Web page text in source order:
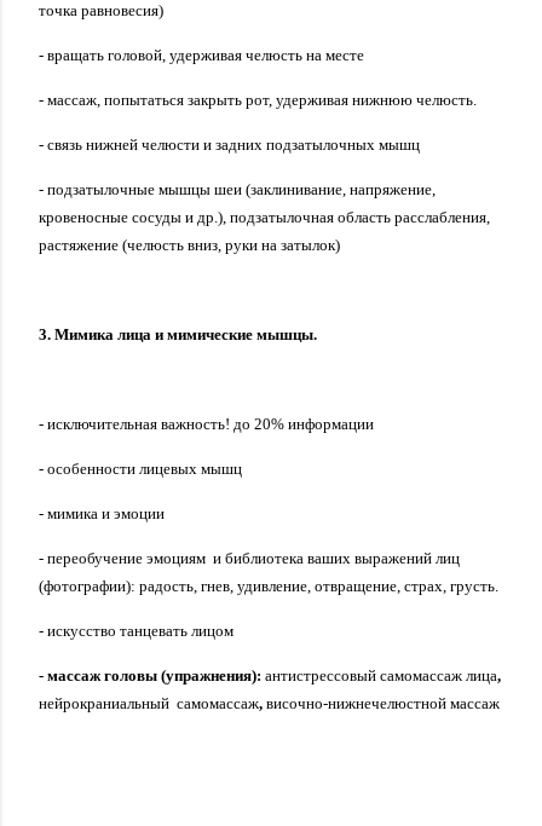
точка равновесия)
- вращать головой, удерживая челюсть на месте
- массаж, попытаться закрыть рот, удерживая нижнюю челюсть.
- связь нижней челюсти и задних подзатылочных мышц
- подзатылочные мышцы шеи (заклинивание, напряжение,
кровеносные сосуды и др.), подзатылочная область расслабления,
растяжение (челюсть вниз, руки на затылок)
3. Мимика лица и мимические мышцы.
- исключительная важность! до 20% информации
- особенности лицевых мышц
- мимика и эмоции
- переобучение эмоциям и библиотека ваших выражений лиц
(фотографии): радость, гнев, удивление, отвращение, страх, грусть.
- искусство танцевать лицом
- массаж головы (упражнения): антистрессовый самомассаж лица,
нейрокраниальный самомассаж, височно-нижнечелюстной массаж